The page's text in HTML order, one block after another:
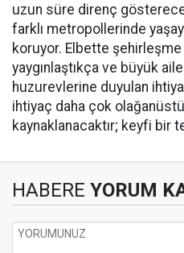
uzun süre direnç
farklı metropollerinde
koruyor. Elbette
yaygınlaştıkça ve büyük aile
huzurevlerine duyulan
ihtiyaç daha çok
kaynaklanacaktır; keyfi bir
HABERE YORUM